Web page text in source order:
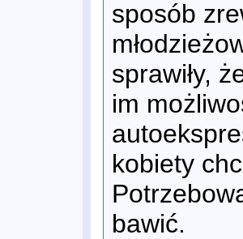
sposób
sprawiły,
im
kobiety
bawić.